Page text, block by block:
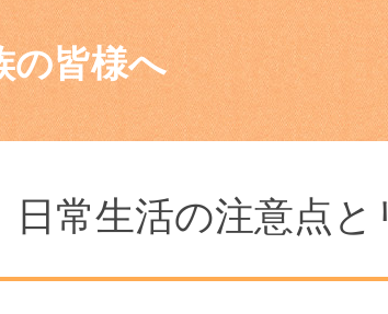
の皆様へ
日常生活の注意点